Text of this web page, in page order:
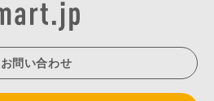
お問い合わせ